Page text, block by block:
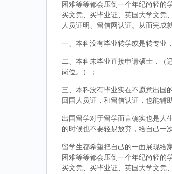
困难等等都会压倒一个年纪尚轻的
买文凭、买毕业证、英国大学文凭
人员证明、留信网认证。从而完成
一、本科没有毕业转学或是转专业
二、本科未毕业直接申请硕士，（
岗位。）；
三、本科没有毕业实在不愿意出国
回国人员证，和留信认证，也能辅
出国留学对于留学而言确实也是人
的时候也不要轻易放弃，给自己一
留学生都希望把自己的一面展现给
困难等等都会压倒一个年纪尚轻的
买文凭、买毕业证、英国大学文凭